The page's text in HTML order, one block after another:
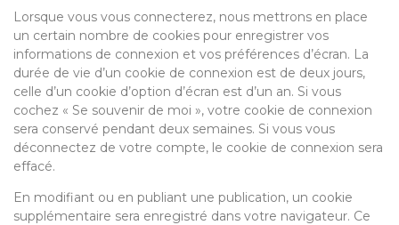
Lorsque vous vous connecterez, nous mettrons en place
un certain nombre de cookies pour enregistrer vos
informations de connexion et vos préférences d’écran. La
durée de vie d’un cookie de connexion est de deux jours,
celle d’un cookie d’option d’écran est d’un an. Si vous
cochez « Se souvenir de moi », votre cookie de connexion
sera conservé pendant deux semaines. Si vous vous
déconnectez de votre compte, le cookie de connexion sera
effacé.
En modifiant ou en publiant une publication, un cookie
supplémentaire sera enregistré dans votre navigateur. Ce